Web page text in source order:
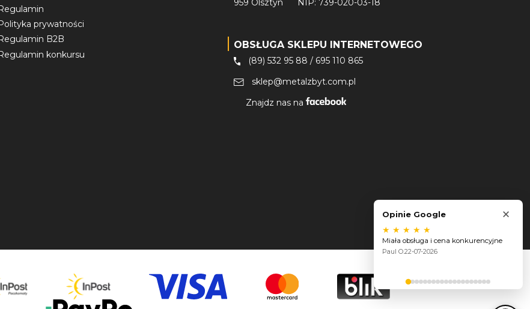
prywatności
B2B
konkursu
959 Olsztyn
NIP: 739-020-03-18
OBSŁUGA SKLEPU INTERNETOWEGO
(89) 532 95 88 / 695 110 865
sklep@metalzbyt.com.pl
Znajdz nas na
Opinie Google ×
★ ★ ★ ★ ★
Miała obsługa i cena konkurencyjne
Paul O.22-07-2026